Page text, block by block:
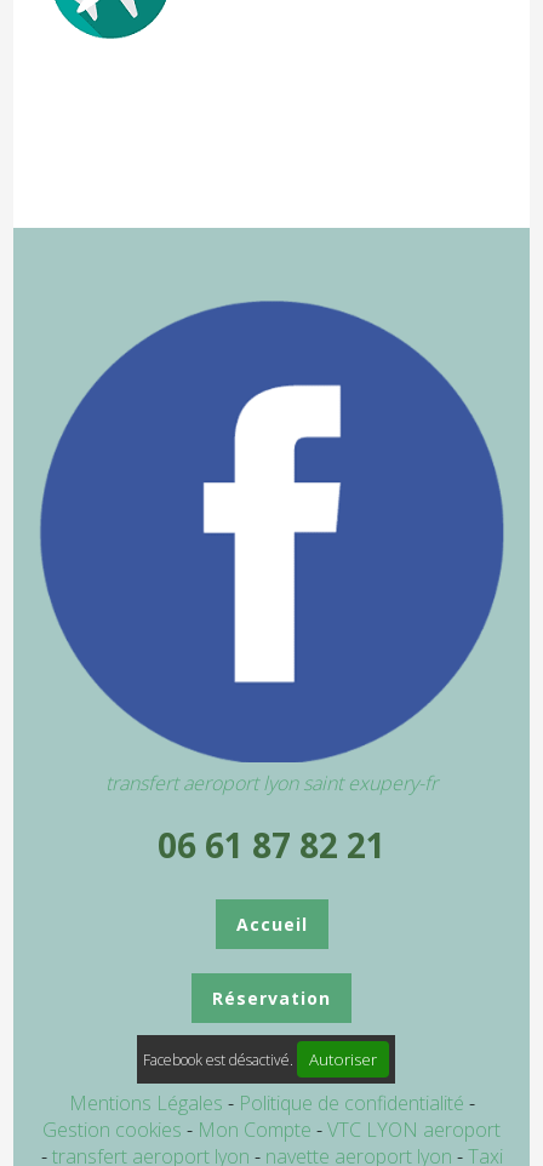
transfert aeroport lyon saint exupery-fr
06 61 87 82 21
Accueil
Réservation
Facebook est désactivé. Autoriser
Mentions Légales
Politique de confidentialité
Gestion cookies
Mon Compte
VTC LYON aeroport
transfert aeroport lyon
navette aeroport lyon Taxi